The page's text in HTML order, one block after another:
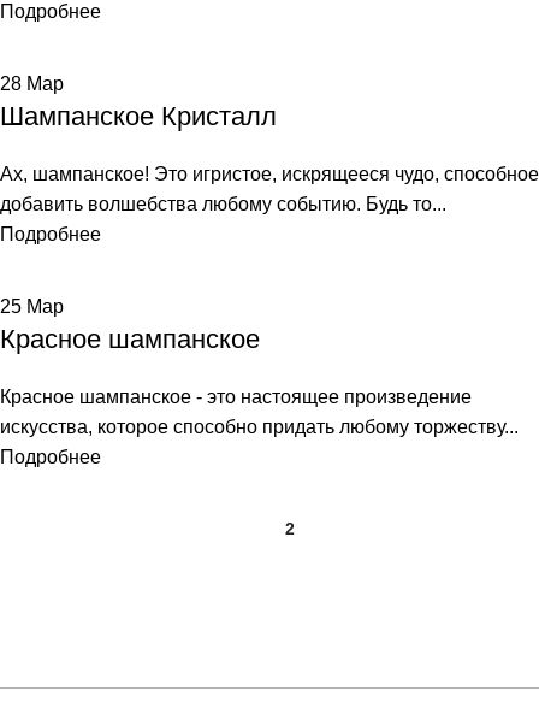
Подробнее
28 Мар
Шампанское Кристалл
Ах, шампанское! Это игристое, искрящееся чудо, способное
добавить волшебства любому событию. Будь то...
Подробнее
25 Мар
Красное шампанское
Красное шампанское - это настоящее произведение
искусства, которое способно придать любому торжеству...
Подробнее
2